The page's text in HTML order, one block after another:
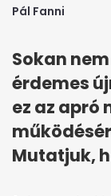
Pál Fanni
Sokan
érdemes
ez az apró
Mutatjuk,